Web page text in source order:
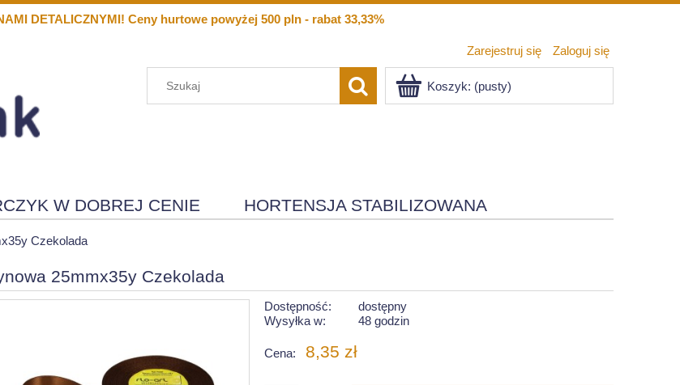
DETALICZNYMI! Ceny hurtowe powyżej 500 pln - rabat 33,33%
Zarejestruj się Zaloguj się
Koszyk: (pusty)
W DOBREJ CENIE HORTENSJA STABILIZOWANA
Nowości
Czekolada
25mmx35y Czekolada
Dostępność:
dostępny
Wysyłka w:
48 godzin
Cena: 8,35 zł